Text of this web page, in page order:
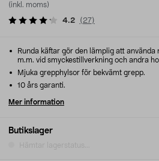
(inkl. moms)
4.2 ( 27)
Butikslager
Hämtar lagerstatus...
Runda käftar gör den lämplig att
m.m. vid smyckestillverkning och andra
Mjuka grepphylsor för bekvämt grepp.
10 års garanti.
Mer information